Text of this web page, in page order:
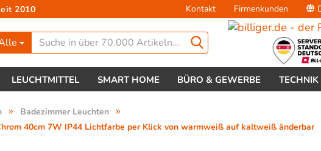
2010 Kontakt Firmenkunden
Lieferland
LEUCHTMITTEL SMART HOME BÜRO & GEWERBE TECHNIK
» Badezimmer Leuchten »
40cm 7W IP44 Lichtfarbe per Klick von warmweiß auf kaltweiß änderbar